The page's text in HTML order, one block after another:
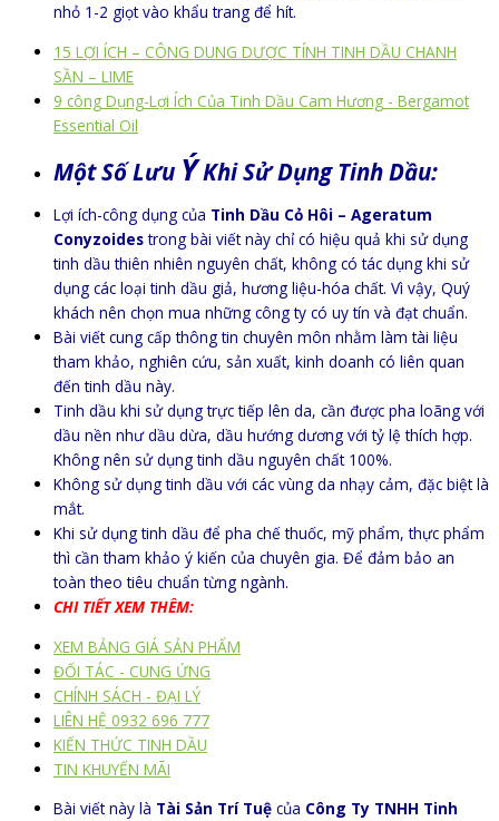
nhỏ 1-2 giọt vào khẩu trang để hít.
15 LỢI ÍCH – CÔNG DUNG DƯỢC TÍNH TINH DẦU CHANH
SẦN – LIME
9 công Dụng-Lợi Ích Của Tinh Dầu Cam Hương - Bergamot
Essential Oil
Một Số Lưu ÝKhi Sử Dụng Tinh Dầu:
Lợi ích-công dụng của Tinh Dầu Cỏ Hôi – Ageratum
Conyzoidestrong bài viết này chỉ có hiệu quả khi sử dụng
tinh dầu thiên nhiên nguyên chất, không có tác dụng khi sử
dụng các loại tinh dầu giả, hương liệu-hóa chất. Vì vậy, Quý
khách nên chọn mua những công ty có uy tín và đạt chuẩn.
Bài viết cung cấp thông tin chuyên môn nhằm làm tài liệu
tham khảo, nghiên cứu, sản xuất, kinh doanh có liên quan
đến tinh dầu này.
Tinh dầu khi sử dụng trực tiếp lên da, cần được pha loãng với
dầu nền như dầu dừa, dầu hướng dương với tỷ lệ thích hợp.
Không nên sử dụng tinh dầu nguyên chất 100%.
Không sử dụng tinh dầu với các vùng da nhạy cảm, đặc biệt là
mắt.
Khi sử dụng tinh dầu để pha chế thuốc, mỹ phẩm, thực phẩm
thì cần tham khảo ý kiến của chuyên gia. Để đảm bảo an
toàn theo tiêu chuẩn từng ngành.
CHI TIẾT XEM THÊM:
XEM BẢNG GIÁ SẢN PHẨM
ĐỐI TÁC - CUNG ỨNG
CHÍNH SÁCH - ĐẠI LÝ
LIÊN HỆ 0932 696 777
KIẾN THỨC TINH DẦU
TIN KHUYẾN MÃI
Bài viết này là Tài Sản Trí Tuệ của Công Ty TNHH Tinh